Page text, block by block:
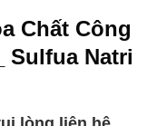
Chất Công
Sulfua Natri